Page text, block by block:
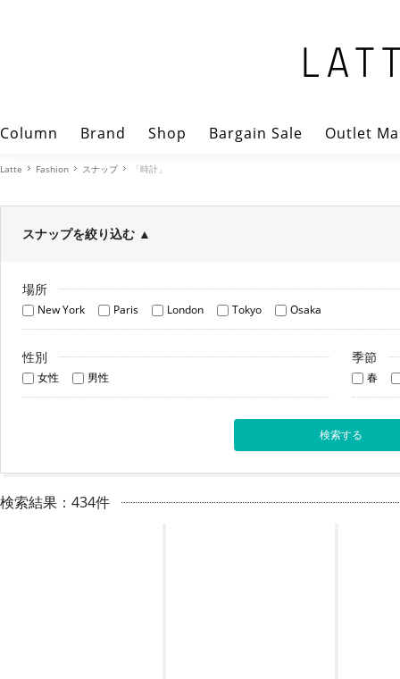
Column Brand Shop Bargain Sale Outlet
Latte Fashion スナップ 「時計」
スナップを絞り込む ▲
場所
New York Paris London Tokyo Osaka
性別
女性 男性
季節
春
検索結果：434件